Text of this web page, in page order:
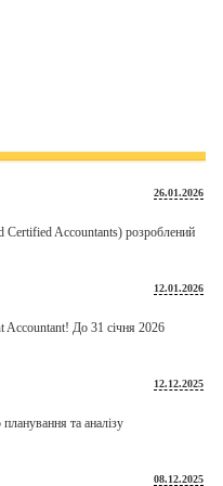
26.01.2026
Accountants) розроблений
12.01.2026
Accountant! До 31 січня 2026
12.12.2025
та аналізу
08.12.2025